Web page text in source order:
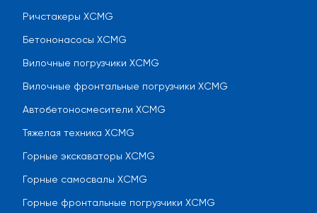
Ричстакеры XCMG
Бетононасосы XCMG
Вилочные погрузчики XCMG
Вилочные фронтальные погрузчики XCMG
Автобетоносмесители XCMG
Тяжелая техника XCMG
Горные экскаваторы XCMG
Горные самосвалы XCMG
Горные фронтальные погрузчики XCMG